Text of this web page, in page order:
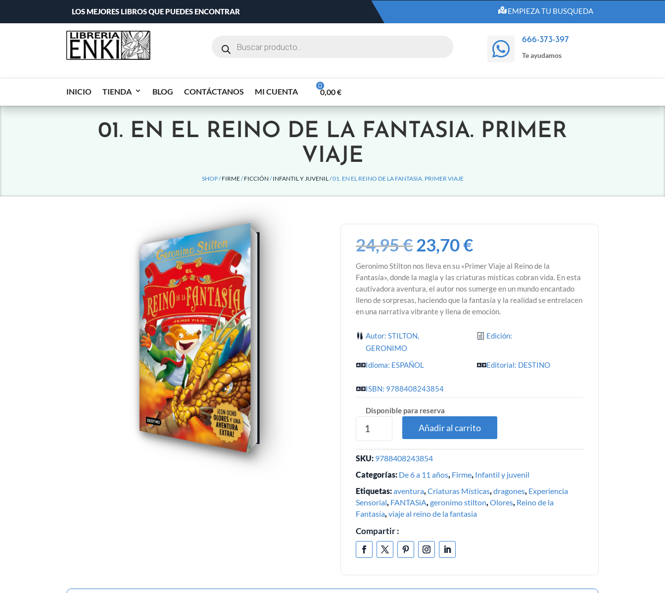
LOS MEJORES LIBROS QUE PUEDES ENCONTRAR EMPIEZA TU BUSQUEDA
 666-373-397
Te ayudamos
INICIO TIENDA BLOG CONTÁCTANOS MI CUENTA 0,00€
01. EN EL REINO DE LA FANTASIA. PRIMER
VIAJE
SHOP /FIRME/FICCIÓN /INFANTIL Y JUVENIL / 01. EN EL REINO DE LA FANTASIA. PRIMER VIAJE
24,95€23,70€
Geronimo Stilton nos lleva en su «Primer Viaje al Reino de la
Fantasía», donde la magia y las criaturas místicas cobran vida. En esta
cautivadora aventura, el autor nos sumerge en un mundo encantado
lleno de sorpresas, haciendo que la fantasía y la realidad se entrelacen
en una narrativa vibrante y llena de emoción.
Autor: STILTON,
GERONIMO
Edición:
Idioma: ESPAÑOL
ISBN: 9788408243854
Editorial: DESTINO
Disponible para reserva
Añadir al carrito
SKU: 9788408243854
Categorías: De 6 a 11 años, Firme, Infantil y juvenil
Etiquetas:aventura,Criaturas Místicas,dragones, Experiencia
Sensorial, FANTASiA,geronimo stilton,Olores, Reino de la
Fantasía,viaje al reino de la fantasia
Compartir :